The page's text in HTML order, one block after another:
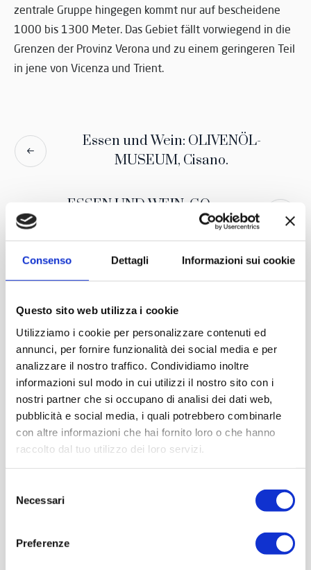
Consenso Dettagli Informazioni sui cookie
Questo sito web utilizza i cookie
Utilizziamo i cookie per personalizzare contenuti ed
annunci, per fornire funzionalità dei social media e per
analizzare il nostro traffico. Condividiamo inoltre
informazioni sul modo in cui utilizzi il nostro sito con i
nostri partner che si occupano di analisi dei dati web,
pubblicità e social media, i quali potrebbero combinarle
con altre informazioni che hai fornito loro o che hanno
raccolto dal tuo utilizzo dei loro servizi.
delNecessari
Preferenze
zentrale Gruppe hingegen kommt nur auf bescheidene
1000 bis 1300 Meter. Das Gebiet fällt vorwiegend in die
Grenzen der Provinz Verona und zu einem geringeren Teil
in jene von Vicenza und Trient.
Essen und Wein: OLIVENÖL-
MUSEUM, Cisano.
ESSEN UND WEIN: GO,
Riechgalerie, Bardolino.
Mit der Unterstützung vonPartner Netzwerk